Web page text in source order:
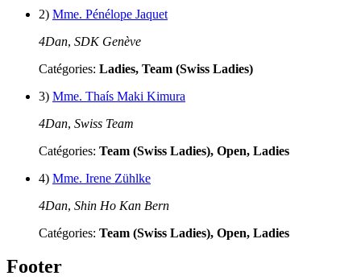
2) Mme. Pénélope Jaquet
4Dan, SDK Genève
Catégories: Ladies, Team (Swiss Ladies)
3) Mme. Thaís Maki Kimura
4Dan, Swiss Team
Catégories: Team (Swiss Ladies), Open, Ladies
4) Mme. Irene Zühlke
4Dan, Shin Ho Kan Bern
Catégories: Team (Swiss Ladies), Open, Ladies
Footer